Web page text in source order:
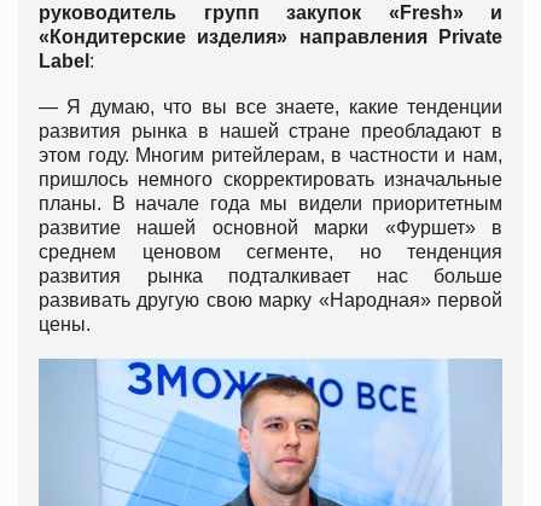
руководитель групп закупок «Fresh» и
«Кондитерские изделия» направления
Private
Label :
— Я думаю, что вы все знаете, какие тенденции
развития рынка в нашей стране преобладают в
этом году. Многим ритейлерам, в частности и нам,
пришлось немного скорректировать изначальные
планы. В начале года мы видели приоритетным
развитие нашей основной марки «Фуршет» в
среднем ценовом сегменте, но тенденция
развития рынка подталкивает нас больше
развивать другую свою марку «Народная» первой
цены.